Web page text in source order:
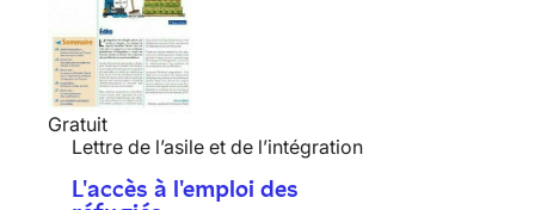
Gratuit
Lettre de l’asile et de l’intégration
L'accès à l'emploi des